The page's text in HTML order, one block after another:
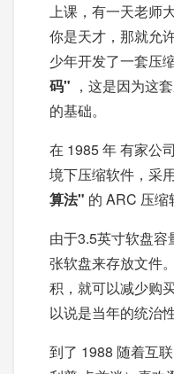
上课，有一天老师
你是天才，那就允
少年开发了一套压
码" ，这是因为这
的基础。
在 1985 年 有家公
境下压缩软件，采
算法" 的 ARC 压缩
由于3.5英寸软盘
张软盘来存放文件
积，就可以减少购
以说是当年的统治
到了 1988 随着互